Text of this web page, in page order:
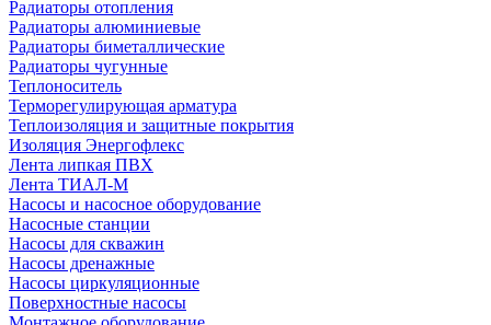
Радиаторы отопления
Радиаторы алюминиевые
Радиаторы биметаллические
Радиаторы чугунные
Теплоноситель
Терморегулирующая арматура
Теплоизоляция и защитные покрытия
Изоляция Энергофлекс
Лента липкая ПВХ
Лента ТИАЛ-М
Насосы и насосное оборудование
Насосные станции
Насосы для скважин
Насосы дренажные
Насосы циркуляционные
Поверхностные насосы